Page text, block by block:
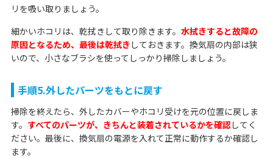
リを吸い取りましょう。
細かいホコリは、乾拭きして取り除きます。 水拭きすると故障の
原因となるため、最後は乾拭き しておきます。換気扇の内部は狭
いので、小さなブラシを使ってしっかり掃除しましょう。
手順5.外したパーツをもとに戻す
掃除を終えたら、外したカバーやホコリ受けを元の位置に戻しま
す。 すべてのパーツが、きちんと装着されているかを確認 してく
ださい。最後に、換気扇の電源を入れて正常に動作するか確認し
ます。